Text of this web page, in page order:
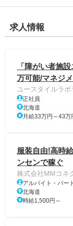
求人情報
「障がい者施
万可能/マネジ
ユースタイルラ
正社員
北海道
月給33万円～43万
服装自由!高時
ンセンで稼ぐ
株式会社MMコネ
アルバイト・パート
北海道
時給1,500円～